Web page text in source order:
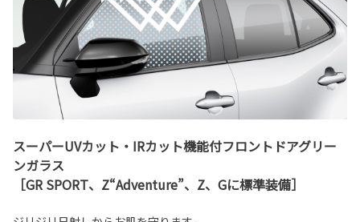
スーパーUVカット・IRカット機能付フロントドアグリー
ンガラス
［GR SPORT、Z“Adventure”、Z、Gに標準装備］